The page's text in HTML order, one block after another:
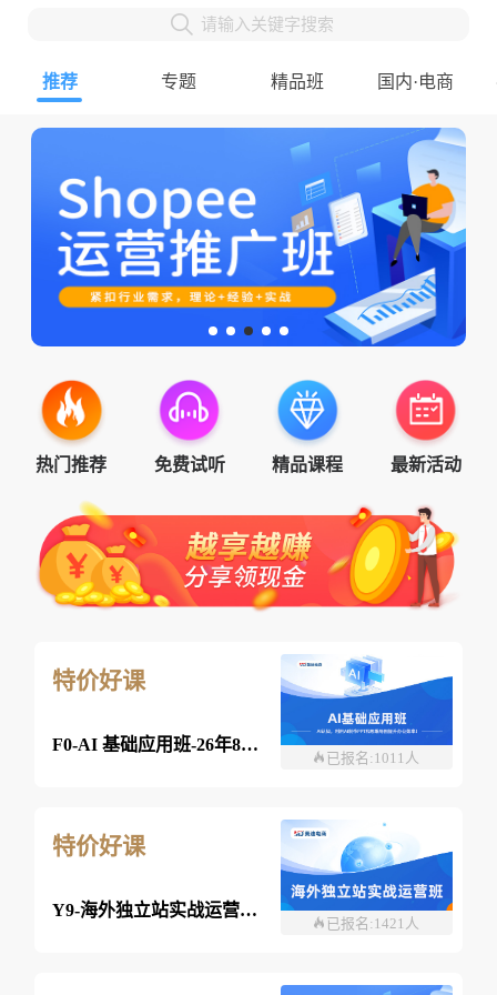
请输入关键字搜索
推荐 专题 精品班 国内·电商
热门推荐 免费试听 精品课程 最新活动
特价好课
F0-AI 基础应用班-26年8月07日(双师）
已报名:1011人
特价好课
Y9-海外独立站实战运营班-26年08月7日（双师）
已报名:1421人